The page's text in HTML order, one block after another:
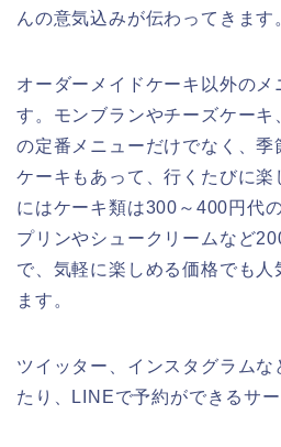
んの意気込みが伝わってきます
オーダーメイドケーキ以外の
す。モンブランやチーズケー
の定番メニューだけでなく、季
ケーキもあって、行くたびに楽
にはケーキ類は300～400円代
プリンやシュークリームなど
で、気軽に楽しめる価格でも人
ます。
ツイッター、インスタグラムな
たり、LINEで予約ができるサー